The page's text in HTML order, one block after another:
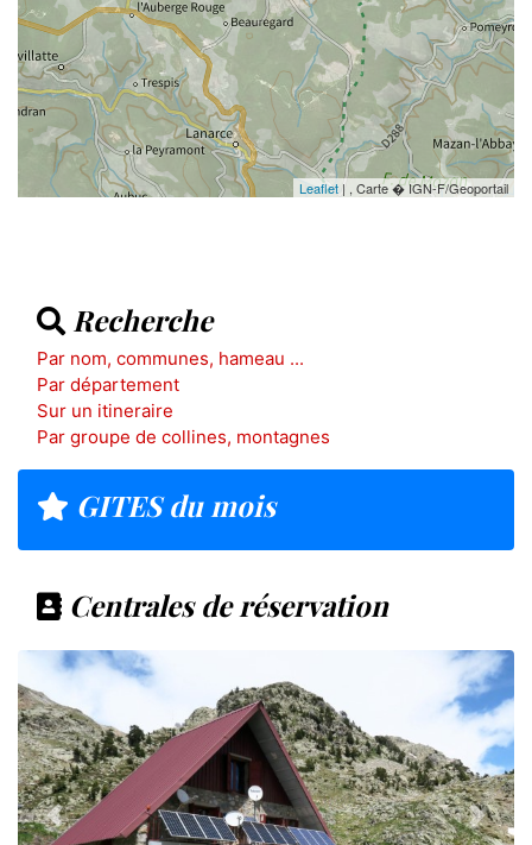
Leaflet | , Carte � IGN-F/Geoportail
Recherche
Par nom, communes, hameau ...
Par département
Sur un itineraire
Par groupe de collines, montagnes
GITES du mois
Centrales de réservation